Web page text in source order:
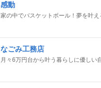
感動
家の中でバスケットボール！夢を叶え
なごみ工務店
月々6万円台から叶う暮らしに優しい